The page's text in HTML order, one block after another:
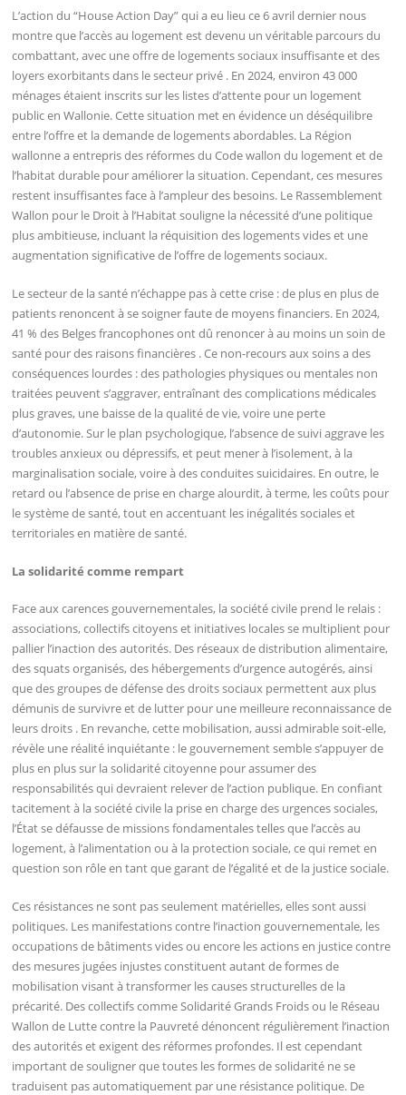
L’action du “House Action Day” qui a eu lieu ce 6 avril dernier nous
montre que l’accès au logement est devenu un véritable parcours du
combattant, avec une offre de logements sociaux insuffisante et des
loyers exorbitants dans le secteur privé . En 2024, environ 43 000
ménages étaient inscrits sur les listes d’attente pour un logement
public en Wallonie. Cette situation met en évidence un déséquilibre
entre l’offre et la demande de logements abordables. La Région
wallonne a entrepris des réformes du Code wallon du logement et de
l’habitat durable pour améliorer la situation. Cependant, ces mesures
restent insuffisantes face à l’ampleur des besoins. Le Rassemblement
Wallon pour le Droit à l’Habitat souligne la nécessité d’une politique
plus ambitieuse, incluant la réquisition des logements vides et une
augmentation significative de l’offre de logements sociaux.
Le secteur de la santé n’échappe pas à cette crise : de plus en plus de
patients renoncent à se soigner faute de moyens financiers. En 2024,
41 % des Belges francophones ont dû renoncer à au moins un soin de
santé pour des raisons financières . Ce non-recours aux soins a des
conséquences lourdes : des pathologies physiques ou mentales non
traitées peuvent s’aggraver, entraînant des complications médicales
plus graves, une baisse de la qualité de vie, voire une perte
d’autonomie. Sur le plan psychologique, l’absence de suivi aggrave les
troubles anxieux ou dépressifs, et peut mener à l’isolement, à la
marginalisation sociale, voire à des conduites suicidaires. En outre, le
retard ou l’absence de prise en charge alourdit, à terme, les coûts pour
le système de santé, tout en accentuant les inégalités sociales et
territoriales en matière de santé.
La solidarité comme rempart
Face aux carences gouvernementales, la société civile prend le relais :
associations, collectifs citoyens et initiatives locales se multiplient pour
pallier l’inaction des autorités. Des réseaux de distribution alimentaire,
des squats organisés, des hébergements d’urgence autogérés, ainsi
que des groupes de défense des droits sociaux permettent aux plus
démunis de survivre et de lutter pour une meilleure reconnaissance de
leurs droits . En revanche, cette mobilisation, aussi admirable soit-elle,
révèle une réalité inquiétante : le gouvernement semble s’appuyer de
plus en plus sur la solidarité citoyenne pour assumer des
responsabilités qui devraient relever de l’action publique. En confiant
tacitement à la société civile la prise en charge des urgences sociales,
l’État se défausse de missions fondamentales telles que l’accès au
logement, à l’alimentation ou à la protection sociale, ce qui remet en
question son rôle en tant que garant de l’égalité et de la justice sociale.
Ces résistances ne sont pas seulement matérielles, elles sont aussi
politiques. Les manifestations contre l’inaction gouvernementale, les
occupations de bâtiments vides ou encore les actions en justice contre
des mesures jugées injustes constituent autant de formes de
mobilisation visant à transformer les causes structurelles de la
précarité. Des collectifs comme Solidarité Grands Froids ou le Réseau
Wallon de Lutte contre la Pauvreté dénoncent régulièrement l’inaction
des autorités et exigent des réformes profondes. Il est cependant
important de souligner que toutes les formes de solidarité ne se
traduisent pas automatiquement par une résistance politique. De